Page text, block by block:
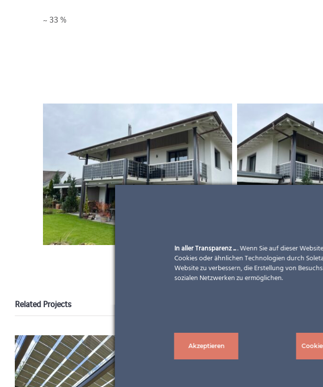
~ 33 %
Related Projects
In aller Transparenz .... Wenn Sie auf dieser
Cookies oder ähnlichen Technologien durch
Website zu verbessern, die Erstellung von
sozialen Netzwerken zu ermöglichen.
Akzeptieren